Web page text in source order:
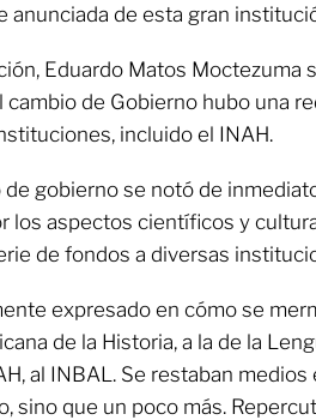
anunciada de esta gran
Eduardo Matos Moctezuma
cambio de Gobierno hubo una
incluido el INAH.
de gobierno se notó de
los aspectos científicos y
de fondos a diversas
expresado en cómo se
de la Historia, a la de la
al INBAL. Se restaban
sino que un poco más.